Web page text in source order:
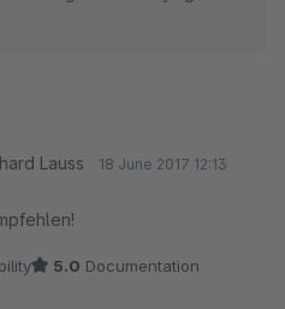
Lauss 18 June 2017 12:13
5.0 Documentation